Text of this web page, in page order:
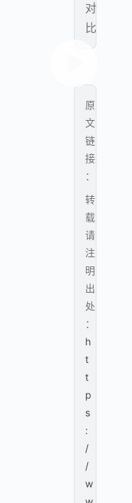
对
比
原
文
链
接
：
转
载
请
注
明
出
处
：
h
t
t
p
s
:
/
/
w